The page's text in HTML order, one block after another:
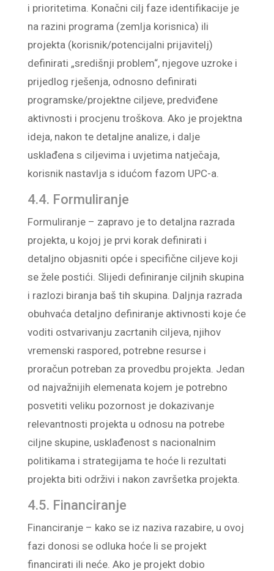
i prioritetima. Konačni cilj faze identifikacije je
na razini programa (zemlja korisnica) ili
projekta (korisnik/potencijalni prijavitelj)
definirati „središnji problem“, njegove uzroke i
prijedlog rješenja, odnosno definirati
programske/projektne ciljeve, predviđene
aktivnosti i procjenu troškova. Ako je projektna
ideja, nakon te detaljne analize, i dalje
usklađena s ciljevima i uvjetima natječaja,
korisnik nastavlja s idućom fazom UPC-a.
4.4. Formuliranje
Formuliranje – zapravo je to detaljna razrada
projekta, u kojoj je prvi korak definirati i
detaljno objasniti opće i specifične ciljeve koji
se žele postići. Slijedi definiranje ciljnih skupina
i razlozi biranja baš tih skupina. Daljnja razrada
obuhvaća detaljno definiranje aktivnosti koje će
voditi ostvarivanju zacrtanih ciljeva, njihov
vremenski raspored, potrebne resurse i
proračun potreban za provedbu projekta. Jedan
od najvažnijih elemenata kojem je potrebno
posvetiti veliku pozornost je dokazivanje
relevantnosti projekta u odnosu na potrebe
ciljne skupine, usklađenost s nacionalnim
politikama i strategijama te hoće li rezultati
projekta biti održivi i nakon završetka projekta.
4.5. Financiranje
Financiranje – kako se iz naziva razabire, u ovoj
fazi donosi se odluka hoće li se projekt
financirati ili neće. Ako je projekt dobio